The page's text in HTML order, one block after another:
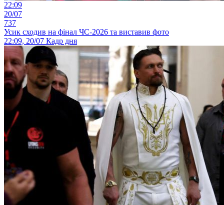
22:09
20/07
737
Усик сходив на фінал ЧС-2026 та виставив фото
22:09, 20/07 Кадр дня